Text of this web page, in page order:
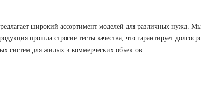
широкий ассортимент моделей для различных нужд.
прошла строгие тесты качества, что гарантирует
систем для жилых и коммерческих объектов